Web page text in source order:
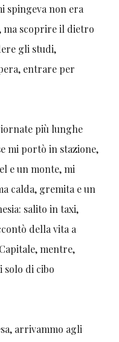
spingeva non era
ma scoprire il dietro
gli studi,
entrare per
più lunghe
mi portò in stazione,
e un monte, mi
calda, gremita e un
salito in taxi,
della vita a
mentre,
solo di cibo
arrivammo agli